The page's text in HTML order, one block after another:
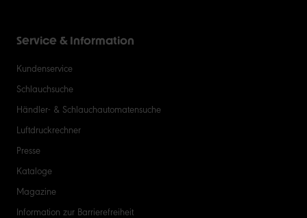
Service & Information
Kundenservice
Schlauchsuche
Händler- & Schlauchautomatensuche
Luftdruckrechner
Presse
Kataloge
Magazine
Information zur Barrierefreiheit